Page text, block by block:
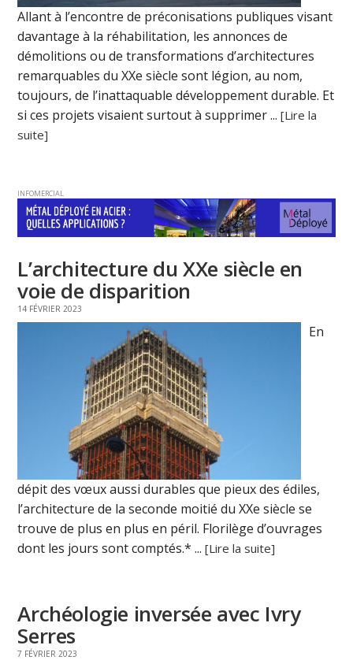
Allant à l’encontre de préconisations publiques visant
davantage à la réhabilitation, les annonces de
démolitions ou de transformations d’architectures
remarquables du XXe siècle sont légion, au nom,
toujours, de l’inattaquable développement durable. Et
si ces projets visaient surtout à supprimer ...[Lire la
suite]
INFOMERCIAL
L’architecture du XXe siècle en
voie de disparition
14 FÉVRIER 2023
En
dépit des vœux aussi durables que pieux des édiles,
l’architecture de la seconde moitié du XXe siècle se
trouve de plus en plus en péril. Florilège d’ouvrages
dont les jours sont comptés.* ...[Lire la suite]
Archéologie inversée avec Ivry
Serres
7 FÉVRIER 2023